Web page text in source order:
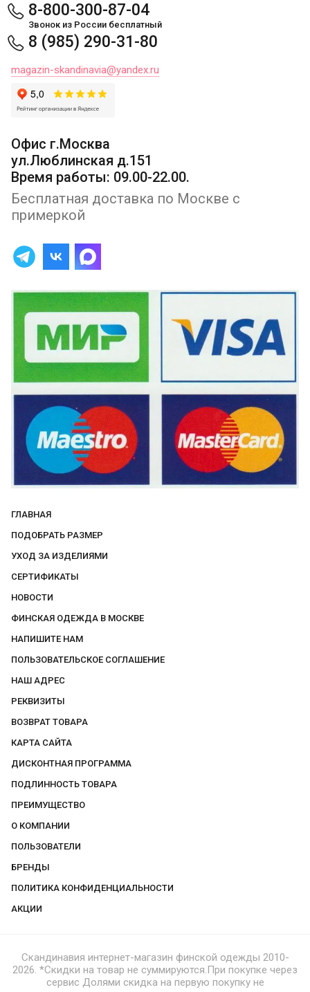
8-800-300-87-04
Звонок из России бесплатный
8 (985) 290-31-80
magazin-skandinavia@yandex.ru
Офис г.Москва
ул.Люблинская д.151
Время работы: 09.00-22.00.
Бесплатная доставка по Москве с
примеркой
ГЛАВНАЯ
ПОДОБРАТЬ РАЗМЕР
УХОД ЗА ИЗДЕЛИЯМИ
СЕРТИФИКАТЫ
НОВОСТИ
ФИНСКАЯ ОДЕЖДА В МОСКВЕ
НАПИШИТЕ НАМ
ПОЛЬЗОВАТЕЛЬСКОЕ СОГЛАШЕНИЕ
НАШ АДРЕС
РЕКВИЗИТЫ
ВОЗВРАТ ТОВАРА
КАРТА САЙТА
ДИСКОНТНАЯ ПРОГРАММА
ПОДЛИННОСТЬ ТОВАРА
ПРЕИМУЩЕСТВО
О КОМПАНИИ
ПОЛЬЗОВАТЕЛИ
БРЕНДЫ
ПОЛИТИКА КОНФИДЕНЦИАЛЬНОСТИ
АКЦИИ
Скандинавия интернет-магазин финской одежды 2010-
2026. *Скидки на товар не суммируются.При покупке через
сервис Долями скидка на первую покупку не